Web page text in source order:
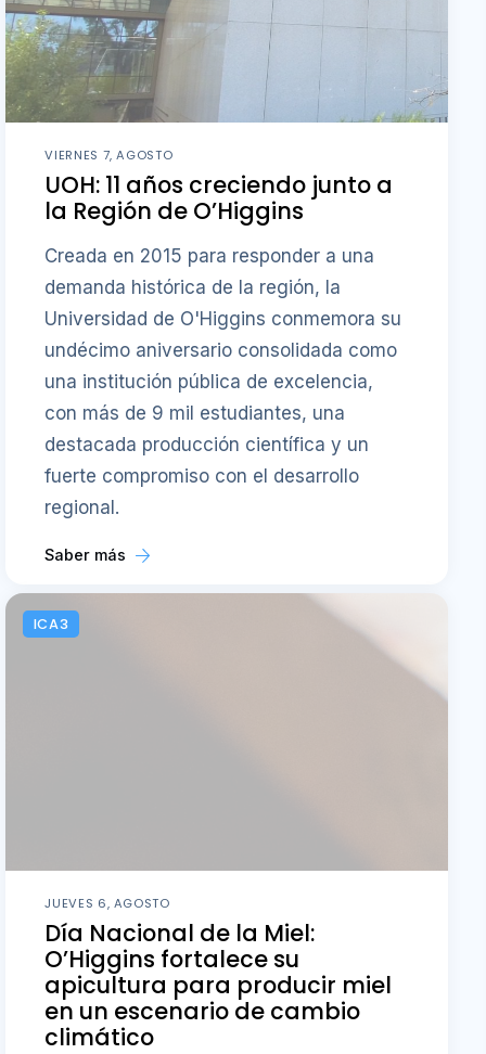
VIERNES 7, AGOSTO
UOH: 11 años creciendo junto a
la Región de O’Higgins
Creada en 2015 para responder a una
demanda histórica de la región, la
Universidad de O'Higgins conmemora su
undécimo aniversario consolidada como
una institución pública de excelencia,
con más de 9 mil estudiantes, una
destacada producción científica y un
fuerte compromiso con el desarrollo
regional.
Saber más
ICA3
JUEVES 6, AGOSTO
Día Nacional de la Miel:
O’Higgins fortalece su
apicultura para producir miel
en un escenario de cambio
climático